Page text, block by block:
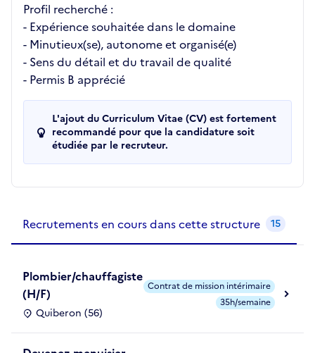
Profil recherché :
- Expérience souhaitée dans le domaine
- Minutieux(se), autonome et organisé(e)
- Sens du détail et du travail de qualité
- Permis B apprécié
L'ajout du Curriculum Vitae (CV) est fortement
recommandé pour que la candidature soit
étudiée par le recruteur.
Recrutements en cours dans cette structure 15
Plombier/chauffagiste
(H/F)
Quiberon (56)
Contrat de mission intérimaire
35h/semaine